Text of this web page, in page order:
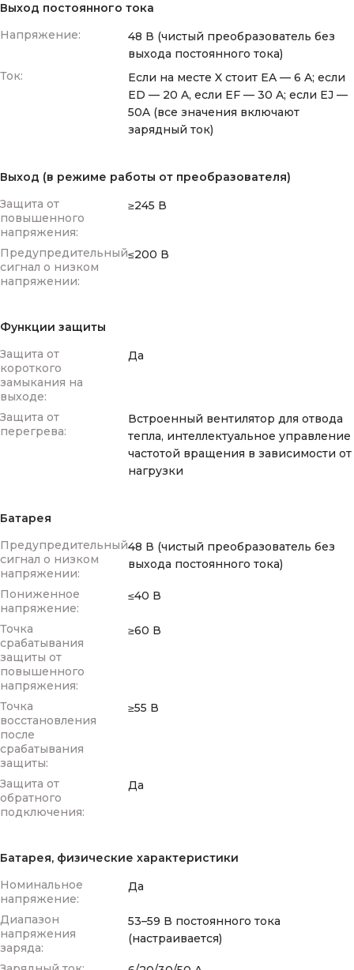
Выход постоянного тока
Напряжение:
48 В (чистый преобразователь без
выхода постоянного тока)
Ток:
Если на месте X стоит EA — 6 A; если
ED — 20 A, если EF — 30 A; если EJ —
50A (все значения включают
зарядный ток)
Выход (в режиме работы от преобразователя)
Защита от
повышенного
напряжения:
≥245 В
Предупредительный
сигнал о низком
напряжении:
≤200 В
Функции защиты
Защита от
короткого
замыкания на
выходе:
Да
Защита от
перегрева:
Встроенный вентилятор для отвода
тепла, интеллектуальное управление
частотой вращения в зависимости от
нагрузки
Батарея
Предупредительный
сигнал о низком
напряжении:
48 В (чистый преобразователь без
выхода постоянного тока)
Пониженное
напряжение:
≤40 В
Точка
срабатывания
защиты от
повышенного
напряжения:
≥60 В
Точка
восстановления
после
срабатывания
защиты:
≥55 В
Защита от
обратного
подключения:
Да
Батарея, физические характеристики
Номинальное
напряжение:
Да
Диапазон
напряжения
заряда:
53–59 В постоянного тока
(настраивается)